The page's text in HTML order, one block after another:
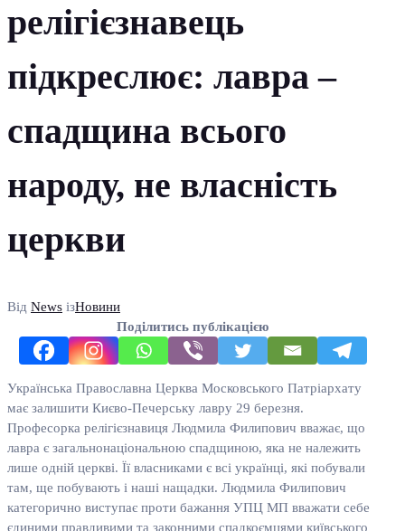
релігієзнавець
підкреслює: лавра –
спадщина всього
народу, не власність
церкви
Від News ізНовини
Поділитись публікацією
Українська Православна Церква Московського Патріархату
має залишити Києво-Печерську лавру 29 березня.
Професорка релігієзнавиця Людмила Филипович вважає, що
лавра є загальнонаціональною спадщиною, яка не належить
лише одній церкві. Її власниками є всі українці, які побували
там, ще побувають і наші нащадки. Людмила Филипович
категорично виступає проти бажання УПЦ МП вважати себе
єдиними правдивими та законними спадкоємцями київського